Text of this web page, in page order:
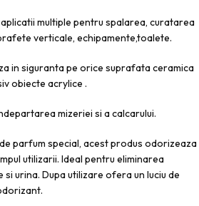
multiple pentru spalarea, curatarea
verticale, echipamente,toalete.
in siguranta pe orice suprafata ceramica
obiecte acrylice .
mizeriei si a calcarului.
parfum special, acest produs odorizeaza
utilizarii. Ideal pentru eliminarea
urina. Dupa utilizare ofera un luciu de